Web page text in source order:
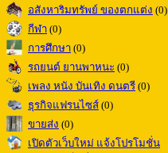
อสังหาริมทรัพย์ ของตกแต่ง (0)
กีฬา (0)
การศึกษา (0)
รถยนต์ ยานพาหนะ (0)
เพลง หนัง บันเทิง ดนตรี (0)
ธุรกิจแฟรนไซส์ (0)
ขายส่ง (0)
เปิดตัวเว็บใหม่ แจ้งโปรโมชั่น